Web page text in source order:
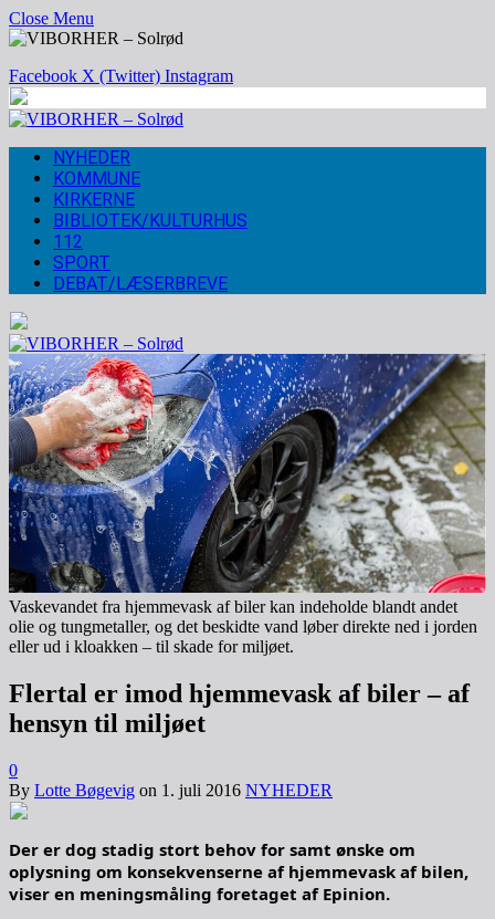
Close Menu
Facebook X (Twitter) Instagram
NYHEDER
KOMMUNE
KIRKERNE
BIBLIOTEK/KULTURHUS
112
SPORT
DEBAT/LÆSERBREVE
Vaskevandet fra hjemmevask af biler kan indeholde blandt andet
olie og tungmetaller, og det beskidte vand løber direkte ned i jorden
eller ud i kloakken – til skade for miljøet.
Flertal er imod hjemmevask af biler – af
hensyn til miljøet
0
By Lotte Bøgevig on 1. juli 2016 NYHEDER
Der er dog stadig stort behov for samt ønske om
oplysning om konsekvenserne af hjemmevask af bilen,
viser en meningsmåling foretaget af Epinion.